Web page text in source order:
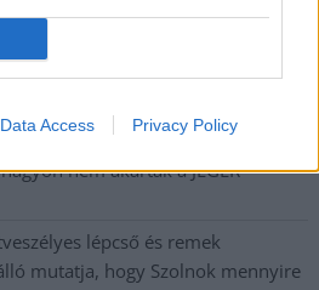
Data Access Privacy Policy
az iskolaigazgatók visszakapják
kevesebbet vittek haza
nem akarták a JÉGER
lépcső és remek
mutatja, hogy Szolnok mennyire